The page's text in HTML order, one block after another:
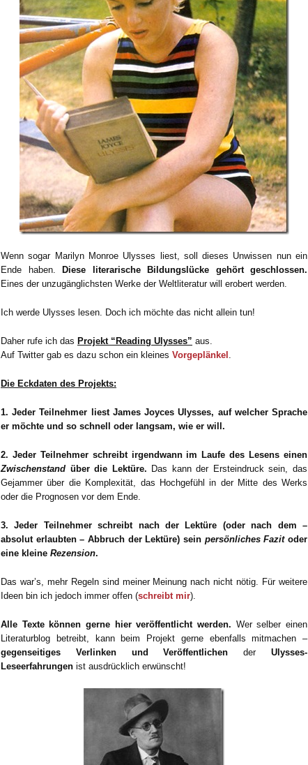
Wenn sogar Marilyn Monroe Ulysses liest, soll dieses Unwissen nun ein
Ende haben.
Diese literarische Bildungslücke gehört geschlossen.
Eines der unzugänglichsten Werke der Weltliteratur will erobert werden.
Ich werde Ulysses lesen. Doch ich möchte das nicht allein tun!
Daher rufe ich das Projekt “Reading Ulysses” aus.
Auf Twitter gab es dazu schon ein kleines Vorgeplänkel .
Die Eckdaten des Projekts:
1. Jeder Teilnehmer liest James Joyces Ulysses, auf welcher Sprache
er möchte und so schnell oder langsam, wie er will.
2. Jeder Teilnehmer schreibt irgendwann im Laufe des Lesens einen
Zwischenstand über die Lektüre. Das kann der Ersteindruck sein, das
Gejammer über die Komplexität, das Hochgefühl in der Mitte des Werks
oder die Prognosen vor dem Ende.
3. Jeder Teilnehmer schreibt nach der Lektüre (oder nach dem –
absolut erlaubten – Abbruch der Lektüre) sein persönliches Fazitoder
eine kleine Rezension.
Das war’s, mehr Regeln sind meiner Meinung nach nicht nötig. Für weitere
Ideen bin ich jedoch immer offen (schreibt mir).
Alle Texte können gerne hier veröffentlicht werden. Wer selber einen
Literaturblog betreibt, kann beim Projekt gerne ebenfalls mitmachen –
gegenseitiges Verlinken und VeröffentlichenderUlysses-
Leseerfahrungen ist ausdrücklich erwünscht!